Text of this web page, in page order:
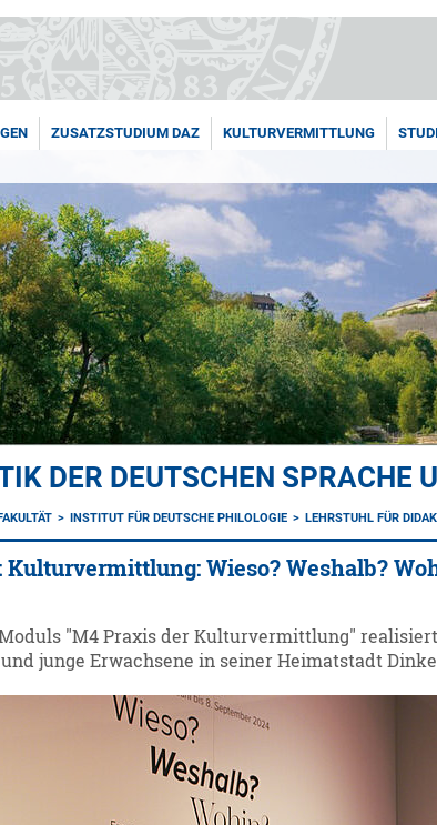
ZUSATZSTUDIUM DAZ KULTURVERMITTLUNG
DER DEUTSCHEN SPRACHE
INSTITUT FÜR DEUTSCHE PHILOLOGIE LEHRSTUHL FÜR
Wieso? Weshalb?
"M4 Praxis der Kulturvermittlung"
junge Erwachsene in seiner Heimatstadt